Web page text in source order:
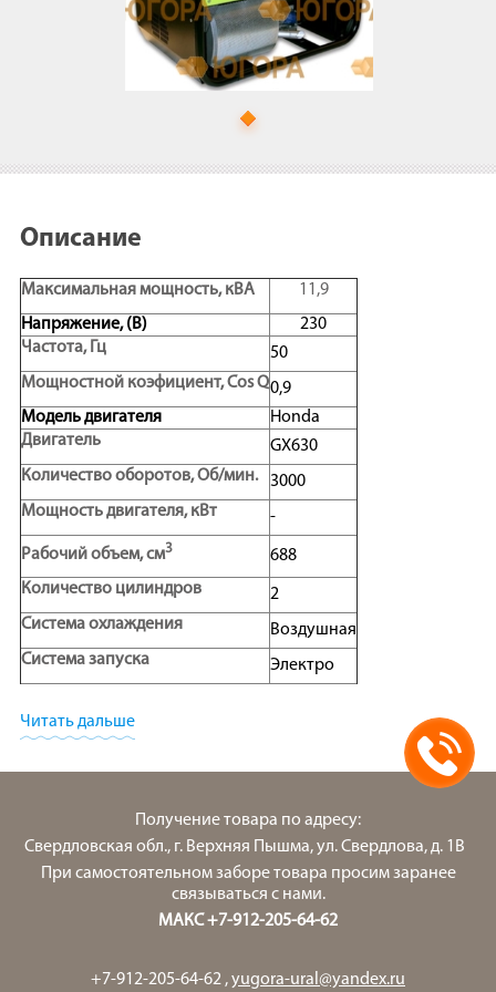
Описание
Максимальная мощность, кВA
11,9
Напряжение, (В)
230
Частота, Гц
50
Мощностной коэфициент, Cos Q0,9
Модель двигателя
Honda
Двигатель
GX630
Количество оборотов, Об/мин.
3000
Мощность двигателя, кВт
-
Рабочий объем, см3
688
Количество цилиндров
2
Система охлаждения
Воздушная
Система запуска
Электро
Топливо
-
Тип генератора
Генератор
Класс изоляции
H
Класс защиты
IP 23
641
960
Читать дальше
Получение товара по адресу:
Свердловская обл., г. Верхняя Пышма, ул. Свердлова, д. 1В
При самостоятельном заборе товара просим заранее
связываться с нами.
МАКС +7-912-205-64-62
+7-912-205-64-62,yugora-ural@yandex.ru